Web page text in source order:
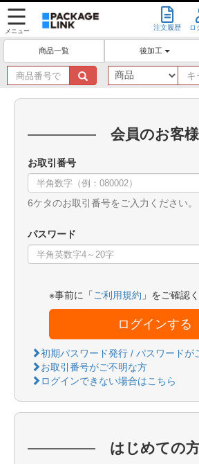
メニュー 注文履歴 ロ
商品一覧 後加工
商
品
番
会員のお客様
お取引番号
6ケタのお取引番号をご入力ください。
パスワード
※事前に「 ご利用規約 」をご確認
ログインする
初期パスワード発行 / パスワードが
お取引番号がご不明な方
ログインできない場合はこちら
はじめての